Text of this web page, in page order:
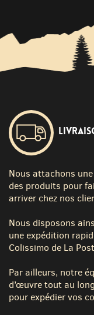
Nous attachons
des produits pour
arriver chez nos
Nous disposons
une expédition
Colissimo de La
Par ailleurs, notre
d’œuvre tout au
pour expédier vos